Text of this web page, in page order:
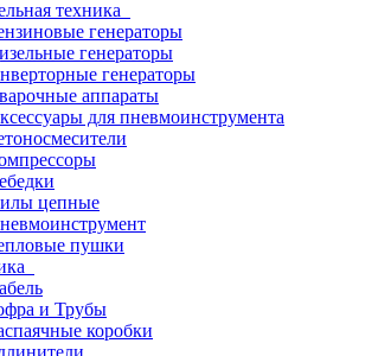
техника
генераторы
генераторы
генераторы
аппараты
для пневмоинструмента
цепные
пушки
и Трубы
коробки